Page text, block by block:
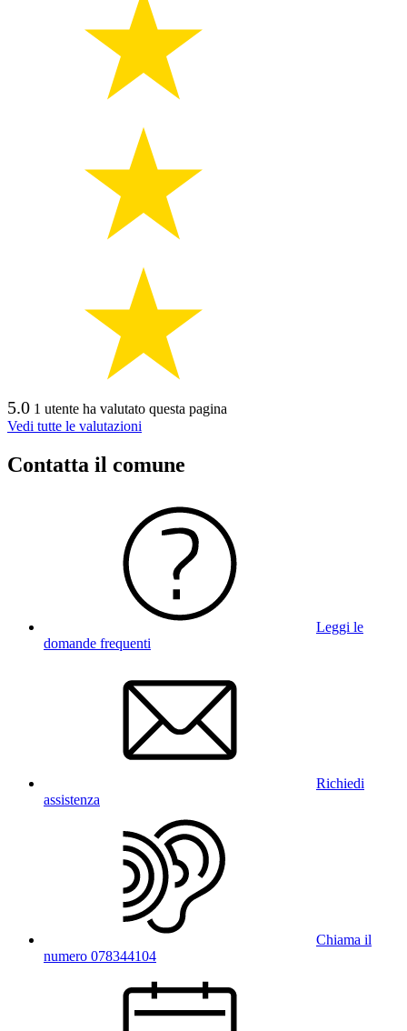
5.0 1 utente ha valutato questa pagina
Vedi tutte le valutazioni
Contatta il comune
Leggi le
domande frequenti
Richiedi
assistenza
Chiama il
numero 078344104